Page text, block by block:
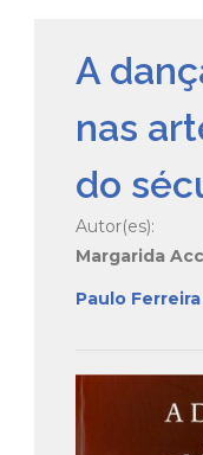
A
nas
do
Autor(es):
Margarida
Paulo